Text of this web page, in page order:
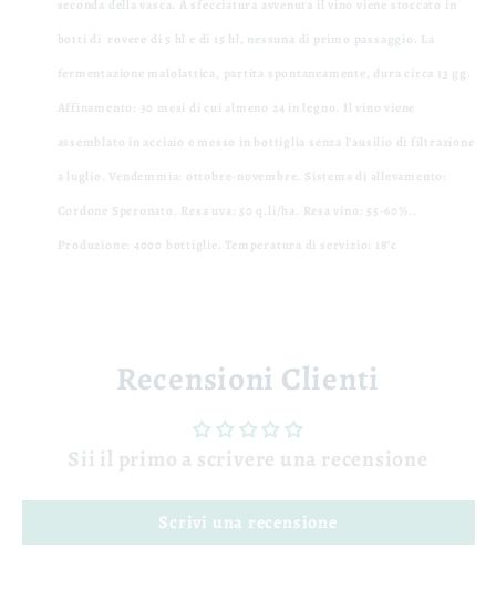
seconda della vasca. A sfecciatura avvenuta il vino viene stoccato in
botti di rovere di 5 hl e di 15 hl, nessuna di primo passaggio. La
fermentazione malolattica, partita spontaneamente, dura circa 13 gg.
Affinamento: 30 mesi di cui almeno 24 in legno. Il vino viene
assemblato in acciaio e messo in bottiglia senza l’ausilio di filtrazione
a luglio. Vendemmia: ottobre-novembre. Sistema di allevamento:
Cordone Speronato. Resa uva: 50 q.li/ha. Resa vino: 55-60%..
Produzione: 4000 bottiglie.Temperatura di servizio: 18°c
Recensioni Clienti
Sii il primo a scrivere una recensione
Scrivi una recensione